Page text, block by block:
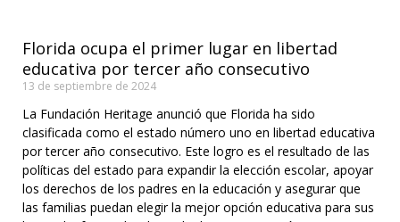
Florida ocupa el primer lugar en libertad
educativa por tercer año consecutivo
13 de septiembre de 2024
La Fundación Heritage anunció que Florida ha sido
clasificada como el estado número uno en libertad educativa
por tercer año consecutivo. Este logro es el resultado de las
políticas del estado para expandir la elección escolar, apoyar
los derechos de los padres en la educación y asegurar que
las familias puedan elegir la mejor opción educativa para sus